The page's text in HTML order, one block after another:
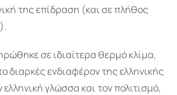
της επίδραση (και σε πλήθος
σε ιδιαίτερα θερμό κλίμα,
διαρκές ενδιαφέρον της ελληνικής
ελληνική γλώσσα και τον πολιτισμό,